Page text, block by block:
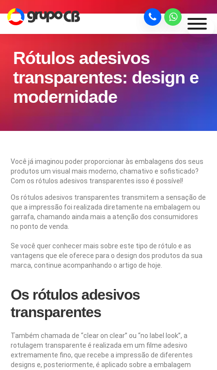
Rótulos adesivos
transparentes: design e
modernidade
Você já imaginou poder proporcionar às embalagens dos seus
produtos um visual mais moderno, chamativo e sofisticado?
Com os rótulos adesivos transparentes isso é possível!
Os rótulos adesivos transparentes transmitem a sensação de
que a impressão foi realizada diretamente na embalagem ou
garrafa, chamando ainda mais a atenção dos consumidores
no ponto de venda.
Se você quer conhecer mais sobre este tipo de rótulo e as
vantagens que ele oferece para o design dos produtos da sua
marca, continue acompanhando o artigo de hoje.
Os rótulos adesivos
transparentes
Também chamada de “clear on clear” ou “no label look”, a
rotulagem transparente é realizada em um filme adesivo
extremamente fino, que recebe a impressão de diferentes
designs e, posteriormente, é aplicado sobre a embalagem